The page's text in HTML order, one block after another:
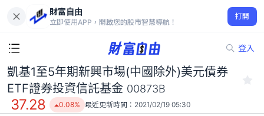
財富自由
立即使用APP，開啟您的股市智慧導航！
打開
登入
凱基1至5年期新興市場(中國除外)美元債券 ETF證券投資信託基金
00873B
37.28
0.08%
凱基1至5年期新興市場(中國除外)美元債券
ETF證券投資信託基金 00873B
37.28 0.08% 最近更新時間： 2021/02/19 05:30